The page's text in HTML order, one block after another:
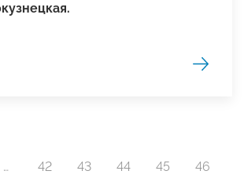
.
… 42 43 44 45 46